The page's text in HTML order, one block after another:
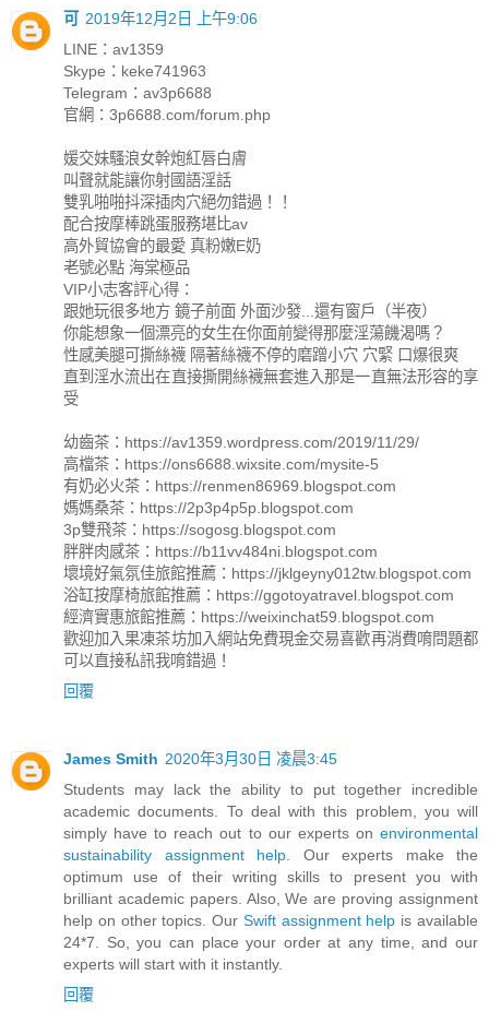
可
2019年12月2日 上午9:06
LINE：av1359
Skype：keke741963
Telegram：av3p6688
官網：3p6688.com/forum.php
媛交妹騷浪女幹炮紅唇白膚
叫聲就能讓你射國語淫話
雙乳啪啪抖深插肉穴絕勿錯過！！
配合按摩棒跳蛋服務堪比av
高外貿協會的最愛 真粉嫩E奶
老號必點 海棠極品
VIP小志客評心得：
跟她玩很多地方 鏡子前面 外面沙發...還有窗戶（半夜）
你能想象一個漂亮的女生在你面前變得那麼淫蕩饑渴嗎？
性感美腿可撕絲襪 隔著絲襪不停的磨蹭小穴 穴緊 口爆很爽
直到淫水流出在直接撕開絲襪無套進入那是一直無法形容的享
受
幼齒茶：https://av1359.wordpress.com/2019/11/29/
高檔茶：https://ons6688.wixsite.com/mysite-5
有奶必火茶：https://renmen86969.blogspot.com
媽媽桑茶：https://2p3p4p5p.blogspot.com
3p雙飛茶：https://sogosg.blogspot.com
胖胖肉感茶：https://b11vv484ni.blogspot.com
壞境好氣氛佳旅館推薦：https://jklgeyny012tw.blogspot.com
浴缸按摩椅旅館推薦：https://ggotoyatravel.blogspot.com
經濟實惠旅館推薦：https://weixinchat59.blogspot.com
歡迎加入果凍茶坊加入網站免費現金交易喜歡再消費唷問題都
可以直接私訊我唷錯過！
回覆
James Smith 2020年3月30日 凌晨3:45
Students may lack the ability to put together incredible
academic documents. To deal with this problem, you will
simply have to reach out to our experts on environmental
sustainability assignment help . Our experts make the
optimum use of their writing skills to present you with
brilliant academic papers. Also, We are proving assignment
help on other topics. Our Swift assignment help is available
24*7. So, you can place your order at any time, and our
experts will start with it instantly.
回覆